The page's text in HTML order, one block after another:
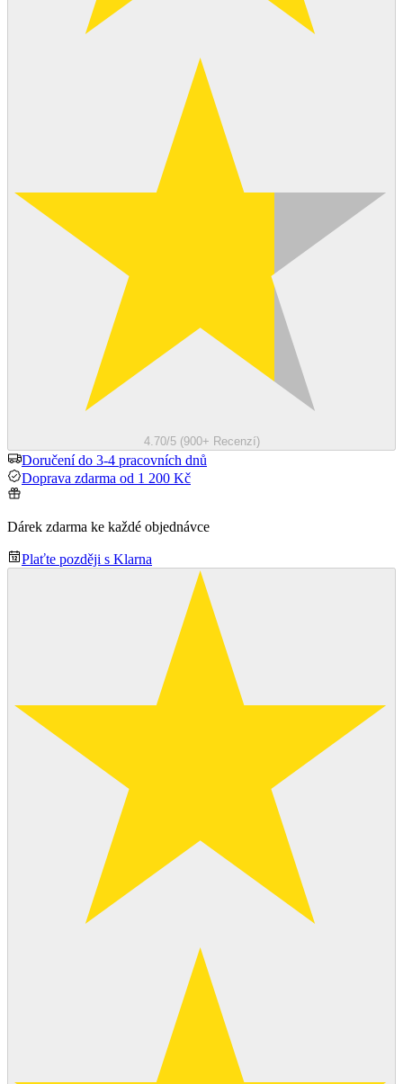
4.70/5 (900+ Recenzí)
Doručení do 3-4 pracovních dnů
Doprava zdarma od 1 200 Kč
Dárek zdarma ke každé objednávce
Plaťte později s Klarna